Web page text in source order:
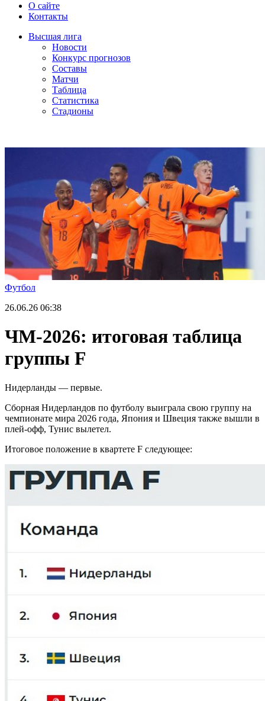
О сайте
Контакты
Высшая лига
Новости
Конкурс прогнозов
Составы
Матчи
Таблица
Статистика
Стадионы
Футбол
26.06.26 06:38
ЧМ-2026: итоговая таблица
группы F
Нидерланды — первые.
Сборная Нидерландов по футболу выиграла свою группу на
чемпионате мира 2026 года, Япония и Швеция также вышли в
плей-офф, Тунис вылетел.
Итоговое положение в квартете F следующее: